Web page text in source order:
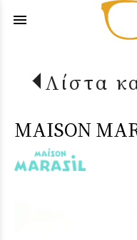
menu
Λίστα
MAISON